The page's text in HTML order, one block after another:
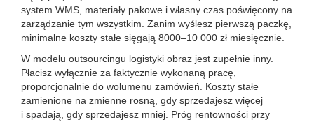
system WMS, materiały pakowe i własny czas poświęcony na
zarządzanie tym wszystkim. Zanim wyślesz pierwszą paczkę,
minimalne koszty stałe sięgają 8000–10 000 zł miesięcznie.
W modelu outsourcingu logistyki obraz jest zupełnie inny.
Płacisz wyłącznie za faktycznie wykonaną pracę,
proporcjonalnie do wolumenu zamówień. Koszty stałe
zamienione na zmienne rosną, gdy sprzedajesz więcej
i spadają, gdy sprzedajesz mniej. Próg rentowności przy